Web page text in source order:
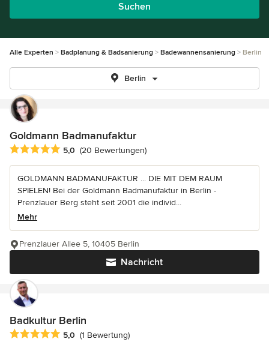
Suchen
Alle Experten Badplanung & Badsanierung Badewannensanierung Berlin
Berlin
Goldmann Badmanufaktur
Durchschnittliche Bewertung: 5 von 5 Sternen
5,0 (20 Bewertungen)
GOLDMANN BADMANUFAKTUR ... DIE MIT DEM RAUM
SPIELEN! Bei der Goldmann Badmanufaktur in Berlin -
Prenzlauer Berg steht seit 2001 die individ...
Mehr
Nachricht
Prenzlauer Allee 5, 10405 Berlin
Badkultur Berlin
Durchschnittliche Bewertung: 5 von 5 Sternen
5,0 (1 Bewertung)